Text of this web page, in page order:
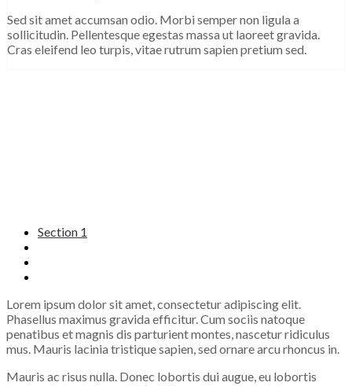
Sed sit amet accumsan odio. Morbi semper non ligula a
sollicitudin. Pellentesque egestas massa ut laoreet gravida.
Cras eleifend leo turpis, vitae rutrum sapien pretium sed.
Section 1
Lorem ipsum dolor sit amet, consectetur adipiscing elit.
Phasellus maximus gravida efficitur. Cum sociis natoque
penatibus et magnis dis parturient montes, nascetur ridiculus
mus. Mauris lacinia tristique sapien, sed ornare arcu rhoncus in.
Mauris ac risus nulla. Donec lobortis dui augue, eu lobortis